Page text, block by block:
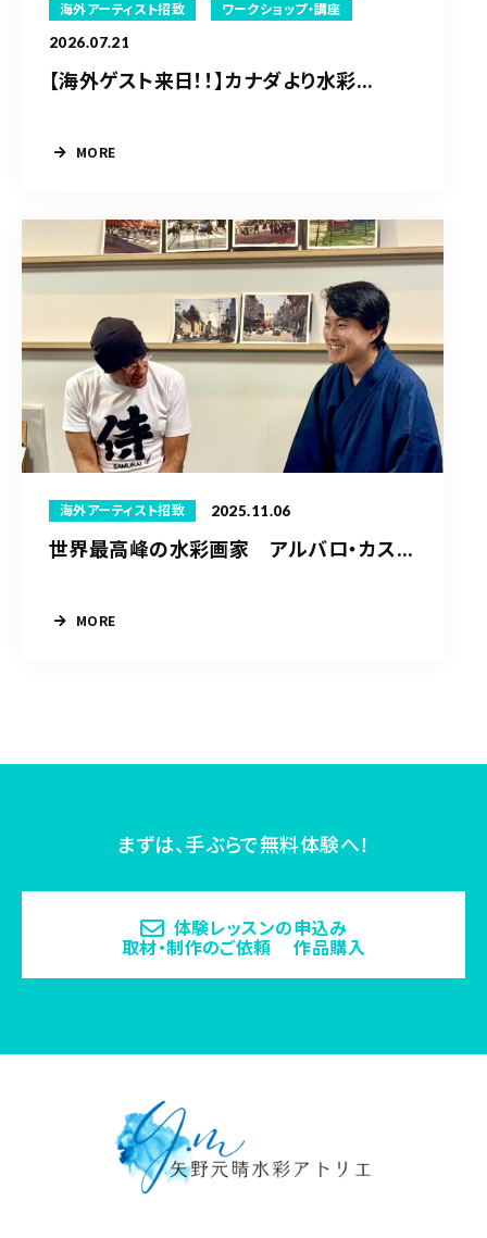
海外アーティスト招致 ワークショップ・講座
2026.07.21
【海外ゲスト来日！！】カナダより水彩...
MORE
海外アーティスト招致 2025.11.06
世界最高峰の水彩画家 アルバロ・カス...
MORE
まずは、手ぶらで無料体験へ！
体験レッスンの申込み
取材・制作のご依頼 作品購入